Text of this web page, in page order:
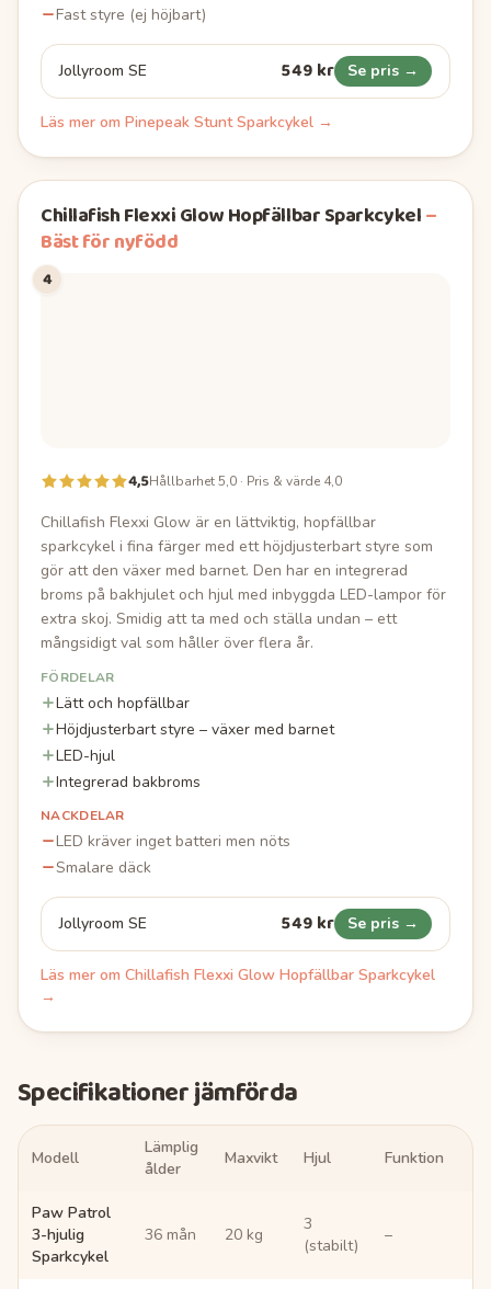
Fast styre (ej höjbart)
Jollyroom SE 549 kr Se pris →
Läs mer om Pinepeak Stunt Sparkcykel →
Chillafish Flexxi Glow Hopfällbar Sparkcykel–
Bäst för nyfödd
4
4,5Hållbarhet 5,0 · Pris & värde 4,0
Chillafish Flexxi Glow är en lättviktig, hopfällbar
sparkcykel i fina färger med ett höjdjusterbart styre som
gör att den växer med barnet. Den har en integrerad
broms på bakhjulet och hjul med inbyggda LED-lampor för
extra skoj. Smidig att ta med och ställa undan – ett
mångsidigt val som håller över flera år.
FÖRDELAR
Lätt och hopfällbar
Höjdjusterbart styre – växer med barnet
LED-hjul
Integrerad bakbroms
NACKDELAR
LED kräver inget batteri men nöts
Smalare däck
Jollyroom SE 549 kr Se pris →
Läs mer om Chillafish Flexxi Glow Hopfällbar Sparkcykel
→
Specifikationer jämförda
Modell
Lämplig
ålder
Maxvikt Hjul Funktion
Paw Patrol
3-hjulig
Sparkcykel
36 mån 20 kg
3
(stabilt)
–